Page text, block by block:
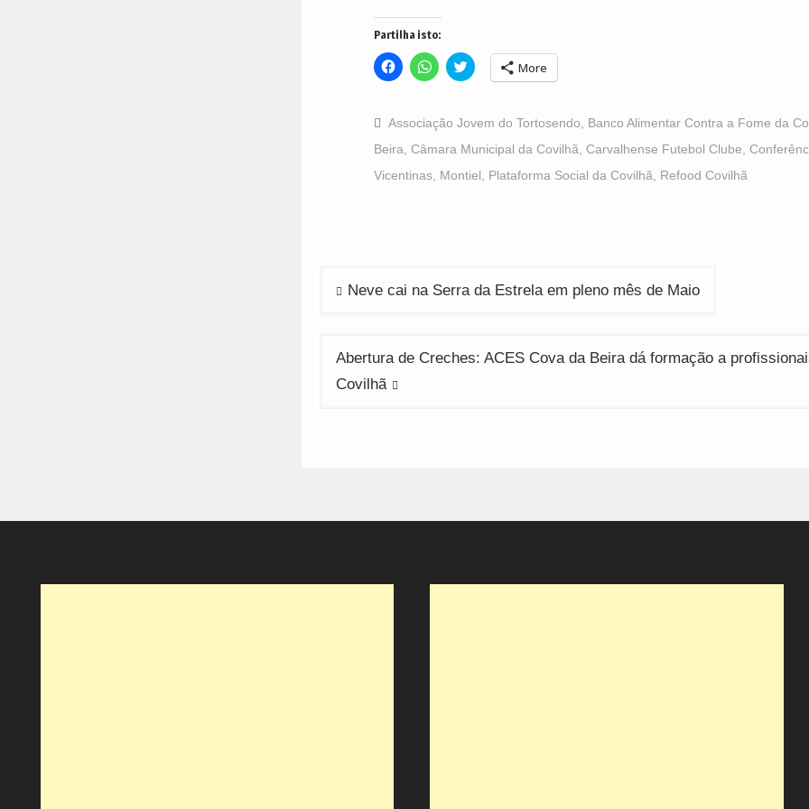
Partilha isto:
Click
to
(Opens
new
window)
Click
to
(Opens
in
new
window)
Click
to
share
(Opens
new
window)
More
Associação Jovem do Tortosendo
Banco Alimentar Contra a Fome da
Beira Câmara Municipal da Covilhã Carvalhense Futebol Clube
Vicentinas, Montiel Plataforma Social da Covilhã Refood Covilhã
Navegação
artigos
Neve cai na Serra da Estrela em pleno mês de Maio
Abertura de Creches: ACES Cova da Beira dá formação a
Covilhã